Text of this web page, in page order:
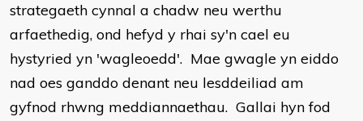
strategaeth cynnal a chadw neu werthu
arfaethedig, ond hefyd y rhai sy'n cael eu
hystyried yn 'wagleoedd'. Mae gwagle yn eiddo
nad oes ganddo denant neu lesddeiliad am
gyfnod rhwng meddiannaethau. Gallai hyn fod